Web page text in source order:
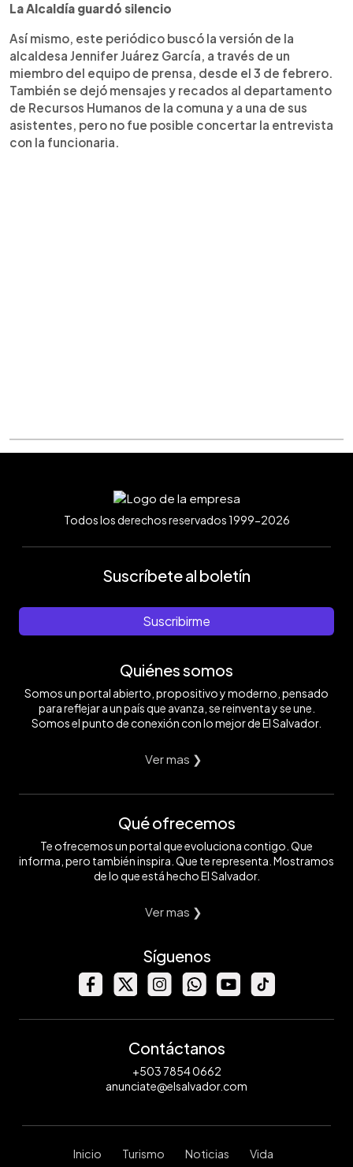
La Alcaldía guardó silencio
Así mismo, este periódico buscó la versión de la
alcaldesa Jennifer Juárez García, a través de un
miembro del equipo de prensa, desde el 3 de febrero.
También se dejó mensajes y recados al departamento
de Recursos Humanos de la comuna y a una de sus
asistentes, pero no fue posible concertar la entrevista
con la funcionaria.
Todos los derechos reservados 1999-2026
Suscríbete al boletín
Suscribirme
Quiénes somos
Somos un portal abierto, propositivo y moderno, pensado
para reflejar a un país que avanza, se reinventa y se une.
Somos el punto de conexión con lo mejor de El Salvador.
Ver mas ❯
Qué ofrecemos
Te ofrecemos un portal que evoluciona contigo. Que
informa, pero también inspira. Que te representa. Mostramos
de lo que está hecho El Salvador.
Ver mas ❯
Síguenos
Contáctanos
+503 7854 0662
anunciate@elsalvador.com
Inicio Turismo Noticias Vida